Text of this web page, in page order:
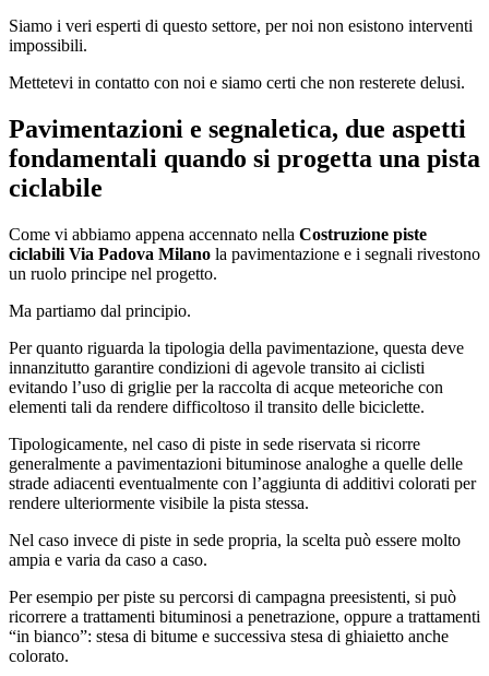
Siamo i veri esperti di questo settore, per noi non esistono interventi
impossibili.
Mettetevi in contatto con noi e siamo certi che non resterete delusi.
Pavimentazioni e segnaletica, due aspetti
fondamentali quando si progetta una pista
ciclabile
Come vi abbiamo appena accennato nella Costruzione piste
ciclabili Via Padova Milano la pavimentazione e i segnali rivestono
un ruolo principe nel progetto.
Ma partiamo dal principio.
Per quanto riguarda la tipologia della pavimentazione, questa deve
innanzitutto garantire condizioni di agevole transito ai ciclisti
evitando l’uso di griglie per la raccolta di acque meteoriche con
elementi tali da rendere difficoltoso il transito delle biciclette.
Tipologicamente, nel caso di piste in sede riservata si ricorre
generalmente a pavimentazioni bituminose analoghe a quelle delle
strade adiacenti eventualmente con l’aggiunta di additivi colorati per
rendere ulteriormente visibile la pista stessa.
Nel caso invece di piste in sede propria, la scelta può essere molto
ampia e varia da caso a caso.
Per esempio per piste su percorsi di campagna preesistenti, si può
ricorrere a trattamenti bituminosi a penetrazione, oppure a trattamenti
“in bianco”: stesa di bitume e successiva stesa di ghiaietto anche
colorato.